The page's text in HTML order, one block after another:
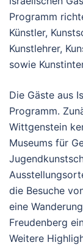
Programm
Künstler,
Kunstlehrer,
sowie
Die Gäste aus
Programm.
Wittgenstein
Museums für
die Besuche
eine
Freudenberg
Weitere